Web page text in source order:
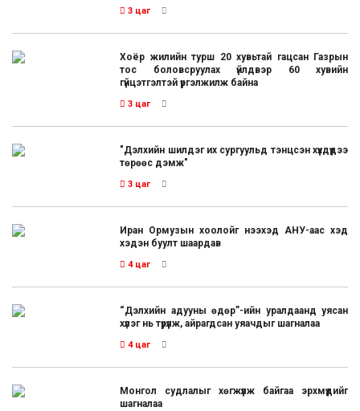
3 цаг
Хоёр жилийн турш 20 хувьтай гацсан Газрын
тос боловсруулах үйлдвэр 60 хувийн
гүйцэтгэлтэй үргэлжилж байна
3 цаг
"Дэлхийн шилдэг их сургуульд тэнцсэн хүүхдүүдээ
төрөөс дэмж"
3 цаг
Иран Ормузын хоолойг нээхэд АНУ-аас хэд
хэдэн буулт шаардав
4 цаг
“Дэлхийн адууны өдөр”-ийн уралдаанд уясан
хүлэг нь түрүүлж, айрагдсан уяачдыг шагналаа
4 цаг
Монгол судлалыг хөгжүүлж байгаа эрхмүүдийг
шагналаа